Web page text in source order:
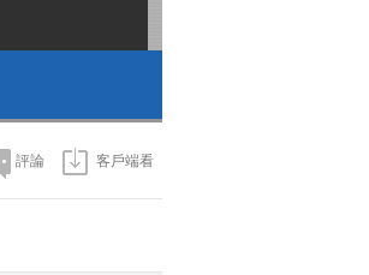
08 12:08:08
評論 客戶端看